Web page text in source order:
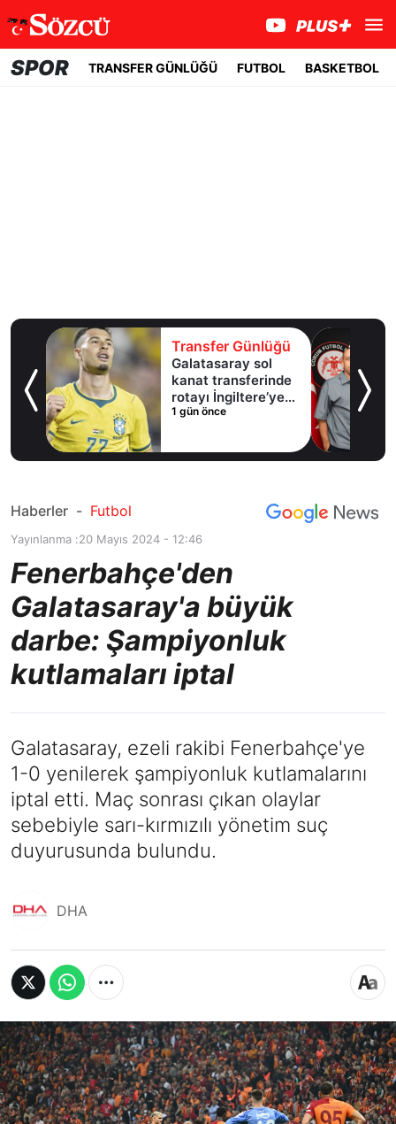
SPOR TRANSFER GÜNLÜĞÜ FUTBOL BASKETBOL
Transfer Günlüğü
Galatasaray sol
kanat transferinde
rotayı İngiltere’ye
çevirdi!
1 gün önce
Haberler - Futbol
Yayınlanma :20 Mayıs 2024 - 12:46
Fenerbahçe'den
Galatasaray'a büyük
darbe: Şampiyonluk
kutlamaları iptal
Galatasaray, ezeli rakibi Fenerbahçe'ye
1-0 yenilerek şampiyonluk kutlamalarını
iptal etti. Maç sonrası çıkan olaylar
sebebiyle sarı-kırmızılı yönetim suç
duyurusunda bulundu.
DHA